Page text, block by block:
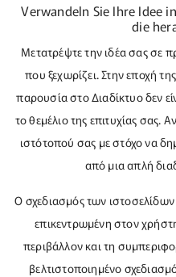
Verwandeln Sie Ihre Idee
die
Μετατρέψτε την ιδέα σας σε
που ξεχωρίζει. Στην εποχή
παρουσία στο Διαδίκτυο δεν
το θεμέλιο της επιτυχίας σας.
ιστότοπού σας με στόχο να
από μια απλή
Ο σχεδιασμός των ιστοσελίδων
επικεντρωμένη στον
περιβάλλον και τη
βελτιστοποιημένο